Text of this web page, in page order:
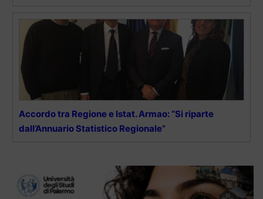
Accordo tra Regione e Istat. Armao: “Si riparte
dall’Annuario Statistico Regionale”